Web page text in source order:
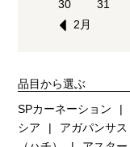
2月
30
31
品目から選ぶ
SPカーネーション
シア
アガパンサス